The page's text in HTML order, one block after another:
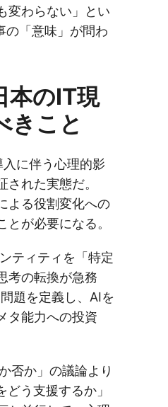
変わらない」とい
の「意味」が問わ
のIT現
きこと
入に伴う心理的影
れた実態だ。
よる役割変化への
が必要になる。
ティティを「特定
考の転換が急務
題を定義し、AIを
タ能力への投資
否か」の議論より
う支援するか」